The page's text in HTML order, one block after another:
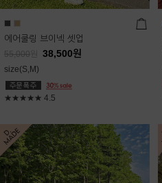
에어쿨링 브이넥 셋업
55,000 38,500원
size(S,M)
★★★★★ 4.5